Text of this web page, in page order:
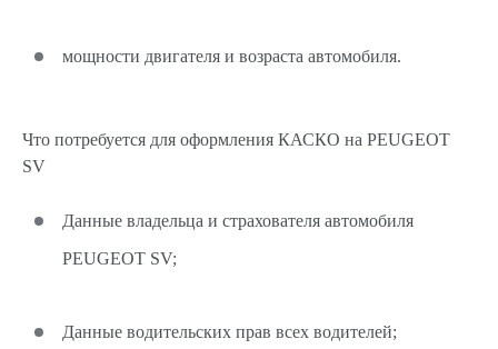
мощности двигателя и возраста автомобиля.
Что потребуется для оформления КАСКО на PEUGEOT
SV
Данные владельца и страхователя автомобиля
PEUGEOT SV;
Данные водительских прав всех водителей;